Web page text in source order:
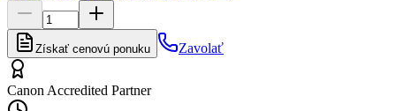
Získať cenovú ponuku Zavolať
Canon Accredited Partner